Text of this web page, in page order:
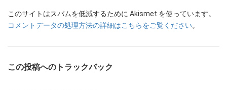
このサイトはスパムを低減するために Akismet を使っています。
コメントデータの処理方法の詳細はこちらをご覧ください。
この投稿へのトラックバック